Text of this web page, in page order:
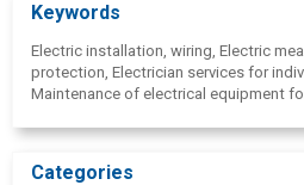
Keywords
Electric installation, wiring, Electric
protection, Electrician services for
Maintenance of electrical equipment
Categories